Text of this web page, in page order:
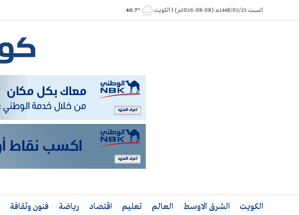
to
السبت 1448/02/25هـ (08-08-2026م) | الكويت ° 40.7
الكويت الشرق الاوسط العالم تعليم اقتصاد رياضة فنون وثقافة